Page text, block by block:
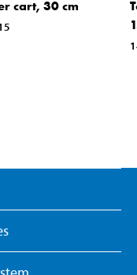
cart, 30 cm